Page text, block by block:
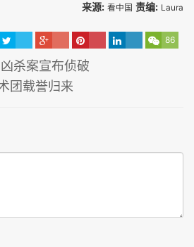
来源: 看中国 责编: Laura
86
凶杀案宣布侦破
团载誉归来